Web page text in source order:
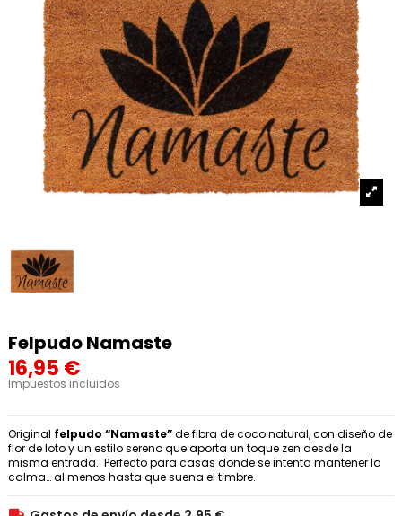
Felpudo Namaste
16,95 €
Impuestos incluidos
Original felpudo “Namaste”de fibra de coco natural, con diseño de
flor de loto y un estilo sereno que aporta un toque zen desde la
misma entrada. Perfecto para casas donde se intenta mantener la
calma… al menos hasta que suena el timbre.